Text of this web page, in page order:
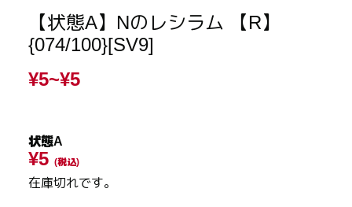
【状態A】Nのレシラム 【R】
{074/100}[SV9]
¥5~¥5
状態A
¥5 (税込)
在庫切れです。